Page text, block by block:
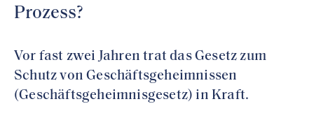
Prozess?
Vor fast zwei Jahren trat das Gesetz zum
Schutz von Geschäftsgeheimnissen
(Geschäftsgeheimnisgesetz) in Kraft.